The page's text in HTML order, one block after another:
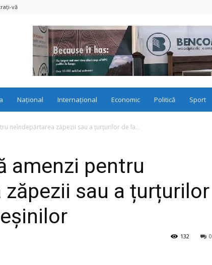
vă
Național Internațional Economic Politică Sport
neîndepărtarea zăpezii sau a țurțurilor de la...
amenzi pentru
sau a țurțurilor
0
132